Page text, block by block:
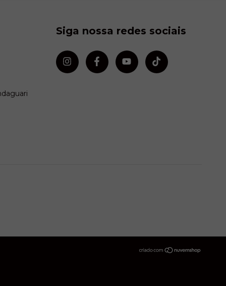
Siga nossa redes sociais